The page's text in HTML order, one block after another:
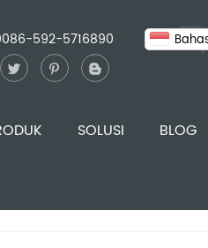
592-5716890
SOLUSI BLOG